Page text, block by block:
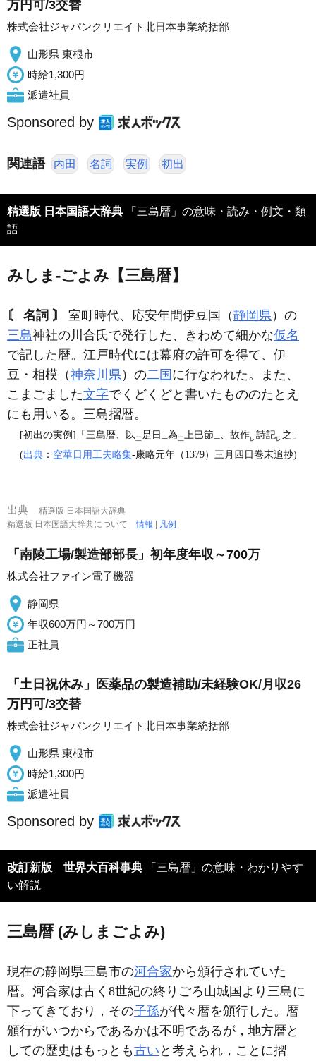
万円可/3交替
株式会社ジャパンクリエイト北日本事業統括部
山形県 東根市
時給1,300円
派遣社員
Sponsored by
関連語 内田 名詞 実例 初出
精選版 日本国語大辞典 「三島暦」の意味・読み・例文・類
語
みしま‐ごよみ【三島暦】
〘 名詞 〙 室町時代、応安年間伊豆国（静岡県 ）の
三島神社の川合氏で発行した、きわめて細かな仮名
で記した暦。江戸時代には幕府の許可を得て、伊
豆・相模（神奈川県 ）の二国 に行なわれた。また、
こまごました文字でくどくどと書いたもののたとえ
にも用いる。三島摺暦。
[初出の実例]「三島暦、以 二是日 一為 二 上巳節一 、故作レ詩記レ 之」
(出典 ： 空華日用工夫略集‐康略元年（1379）三月四日巻末追抄)
出典
精選版 日本国語大辞典
精選版 日本国語大辞典について情報 | 凡例
「南陵工場/製造部部長」初年度年収～700万
株式会社ファイン電子機器
静岡県
年収600万円～700万円
正社員
「土日祝休み」医薬品の製造補助/未経験OK/月収26
万円可/3交替
株式会社ジャパンクリエイト北日本事業統括部
山形県 東根市
時給1,300円
派遣社員
Sponsored by
改訂新版 世界大百科事典 「三島暦」の意味・わかりやす
い解説
三島暦 (みしまごよみ)
現在の静岡県三島市の河合家から頒行されていた
暦。河合家は古く8世紀の終りごろ山城国より三島に
下ってきており，その子孫が代々暦を頒行した。暦
頒行がいつからであるかは不明であるが，地方暦と
しての歴史はもっとも古い と考えられ，ことに摺